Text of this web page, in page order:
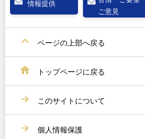
情報提供
ご意見
ページの上部へ戻る
トップページに戻る
このサイトについて
個人情報保護